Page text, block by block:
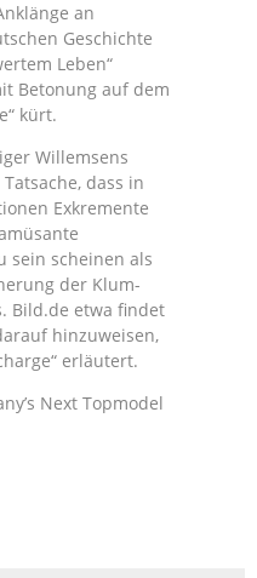
an
Geschichte
Leben“
Betonung auf dem
kürt.
Willemsens
dass in
Exkremente
sein scheinen als
der Klum-
Bild.de etwa findet
hinzuweisen,
erläutert.
Next Topmodel